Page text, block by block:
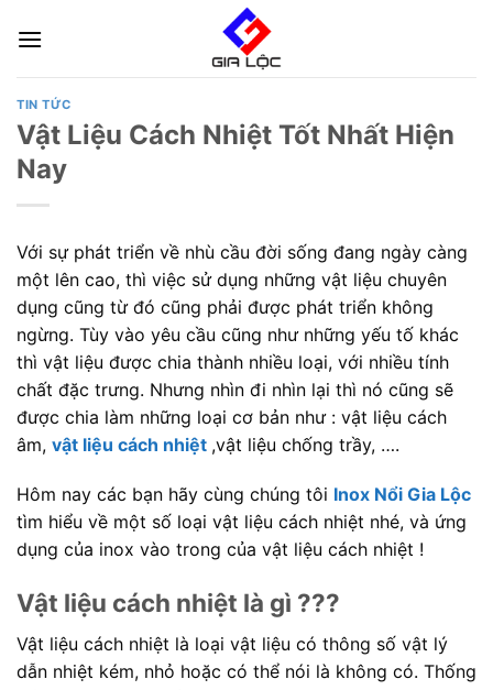
TIN TỨC
Vật Liệu Cách Nhiệt Tốt Nhất Hiện
Nay
Với sự phát triển về nhù cầu đời sống đang ngày càng
một lên cao, thì việc sử dụng những vật liệu chuyên
dụng cũng từ đó cũng phải được phát triển không
ngừng. Tùy vào yêu cầu cũng như những yếu tố khác
thì vật liệu được chia thành nhiều loại, với nhiều tính
chất đặc trưng. Nhưng nhìn đi nhìn lại thì nó cũng sẽ
được chia làm những loại cơ bản như : vật liệu cách
âm, vật liệu cách nhiệt ,vật liệu chống trầy, ….
Hôm nay các bạn hãy cùng chúng tôi Inox Nổi Gia Lộc
tìm hiểu về một số loại vật liệu cách nhiệt nhé, và ứng
dụng của inox vào trong của vật liệu cách nhiệt !
Vật liệu cách nhiệt là gì ???
Vật liệu cách nhiệt là loại vật liệu có thông số vật lý
dẫn nhiệt kém, nhỏ hoặc có thể nói là không có. Thống